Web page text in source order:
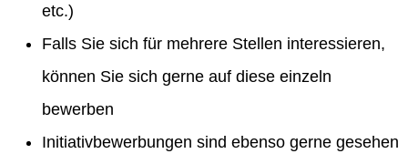
etc.)
Falls Sie sich für mehrere Stellen interessieren,
können Sie sich gerne auf diese einzeln
bewerben
Initiativbewerbungen sind ebenso gerne gesehen